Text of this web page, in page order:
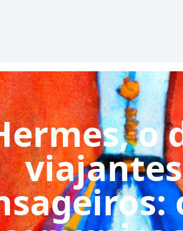
o